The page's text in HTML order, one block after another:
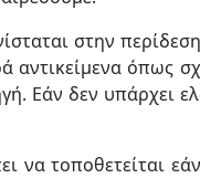
στην
αντικείμενα όπως
Εάν δεν υπάρχει
να τοποθετείται